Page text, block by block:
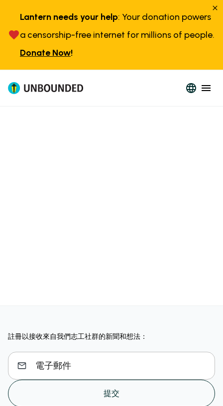
Lantern needs your help: Your donation powers
a censorship-free internet for millions of people.
Donate Now!
註冊以接收來自我們志工社群的新聞和想法：
提交